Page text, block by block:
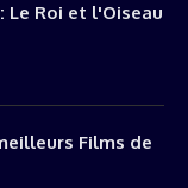
Le Roi et l'Oiseau
Films de